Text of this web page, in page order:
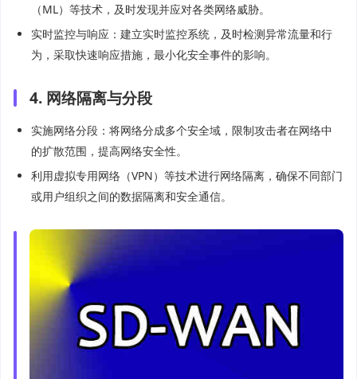
（ML）等技术，及时发现并应对各类网络威胁。
实时监控与响应：建立实时监控系统，及时检测异常流量和行
为，采取快速响应措施，最小化安全事件的影响。
4. 网络隔离与分段
实施网络分段：将网络分成多个安全域，限制攻击者在网络中
的扩散范围，提高网络安全性。
利用虚拟专用网络（VPN）等技术进行网络隔离，确保不同部门
或用户组织之间的数据隔离和安全通信。